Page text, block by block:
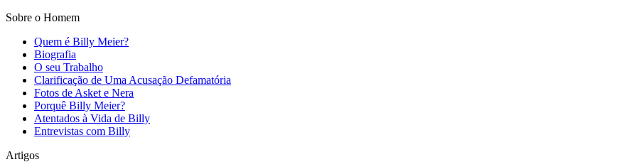
Sobre o Homem
Quem é Billy Meier?
Biografia
O seu Trabalho
Clarificação de Uma Acusação Defamatória
Fotos de Asket e Nera
Porquê Billy Meier?
Atentados à Vida de Billy
Entrevistas com Billy
Artigos